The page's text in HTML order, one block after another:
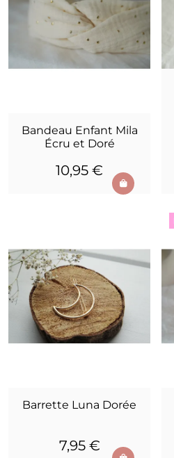
Bandeau Enfant Mila
Écru et Doré
10,95 €
Barrette Luna Dorée
7,95 €